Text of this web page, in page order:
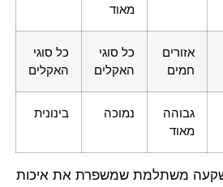
מאוד
אזורים
חמים
כל סוגי
האקלים
כל סוגי
האקלים
גבוהה
מאוד
נמוכה בינונית
משתלמת שמשפרת את איכות